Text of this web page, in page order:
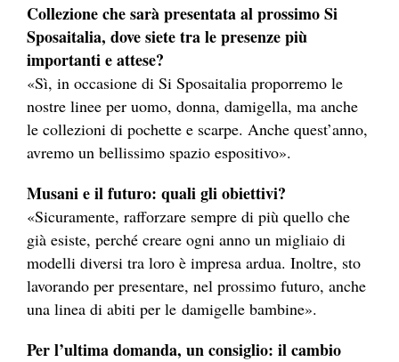
Collezione che sarà presentata al prossimo Si
Sposaitalia, dove siete tra le presenze più
importanti e attese?
«Sì, in occasione di Si Sposaitalia proporremo le
nostre linee per uomo, donna, damigella, ma anche
le collezioni di pochette e scarpe. Anche quest’anno,
avremo un bellissimo spazio espositivo».
Musani e il futuro: quali gli obiettivi?
«Sicuramente, rafforzare sempre di più quello che
già esiste, perché creare ogni anno un migliaio di
modelli diversi tra loro è impresa ardua. Inoltre, sto
lavorando per presentare, nel prossimo futuro, anche
una linea di abiti per le damigelle bambine».
Per l’ultima domanda, un consiglio: il cambio